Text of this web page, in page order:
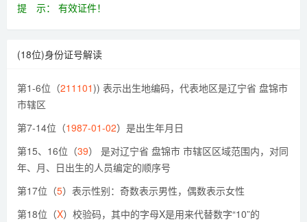
提 示：
有效证件！
(18位)身份证号解读
第1-6位（211101)) 表示出生地编码，代表地区是辽宁省 盘锦市
市辖区
第7-14位（1987-01-02）是出生年月日
第15、16位（39） 是对辽宁省 盘锦市 市辖区区域范围内，对同
年、月、日出生的人员编定的顺序号
第17位（5）表示性别：奇数表示男性，偶数表示女性
第18位（X）校验码，其中的字母X是用来代替数字“10”的